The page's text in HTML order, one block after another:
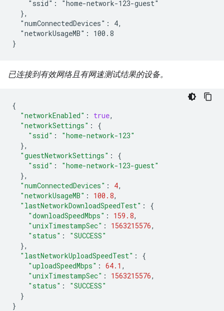
    "ssid": "home-network-123-guest"
  },
  "numConnectedDevices": 4,
  "networkUsageMB": 100.8
}
已连接到有效网络且有网速测试结果的设备。
{
"networkEnabled" : true,
"networkSettings" :
{
"ssid" :
"home-network-123"
},
"guestNetworkSettings" :
{
"ssid" :
"home-network-123-guest"
},
"numConnectedDevices" : 4,
"networkUsageMB" : 100.8,
"lastNetworkDownloadSpeedTest" :
{
"downloadSpeedMbps" : 159.8,
"unixTimestampSec" : 1563215576,
"status" :
"SUCCESS"
},
"lastNetworkUploadSpeedTest" :
{
"uploadSpeedMbps" : 64.1 ,
"unixTimestampSec" : 1563215576,
"status" :
"SUCCESS"
}
}